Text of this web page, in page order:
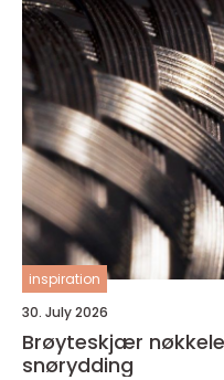
inspiration
30. July 2026
Brøyteskjær nøkkelen til trygg og effektiv
snørydding